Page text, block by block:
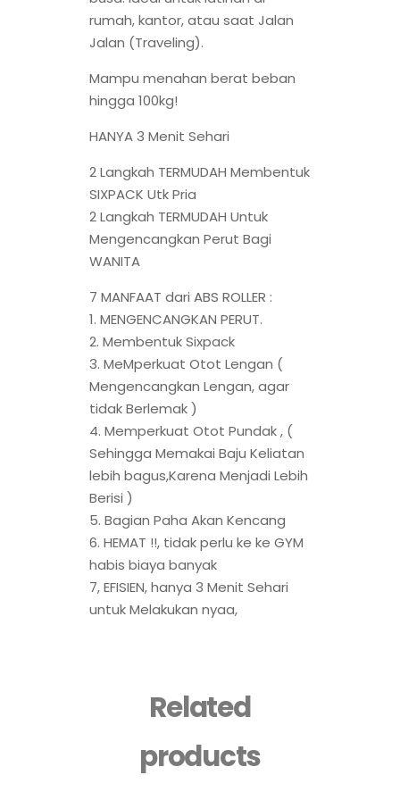
rumah, kantor, atau saat Jalan
Jalan (Traveling).
Mampu menahan berat beban
hingga 100kg!
HANYA 3 Menit Sehari
2 Langkah TERMUDAH Membentuk
SIXPACK Utk Pria
2 Langkah TERMUDAH Untuk
Mengencangkan Perut Bagi
WANITA
7 MANFAAT dari ABS ROLLER :
1. MENGENCANGKAN PERUT.
2. Membentuk Sixpack
3. MeMperkuat Otot Lengan (
Mengencangkan Lengan, agar
tidak Berlemak )
4. Memperkuat Otot Pundak , (
Sehingga Memakai Baju Keliatan
lebih bagus,Karena Menjadi Lebih
Berisi )
5. Bagian Paha Akan Kencang
6. HEMAT !!, tidak perlu ke ke GYM
habis biaya banyak
7, EFISIEN, hanya 3 Menit Sehari
untuk Melakukan nyaa,
Related
products